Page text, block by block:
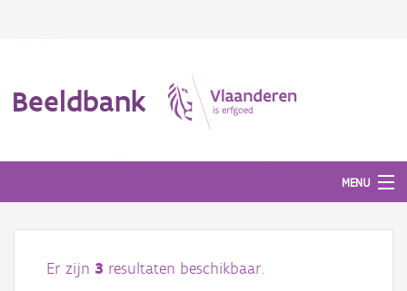
Beeldbank
MENU
Afbeeldingen
Er zijn 3 resultaten beschikbaar.